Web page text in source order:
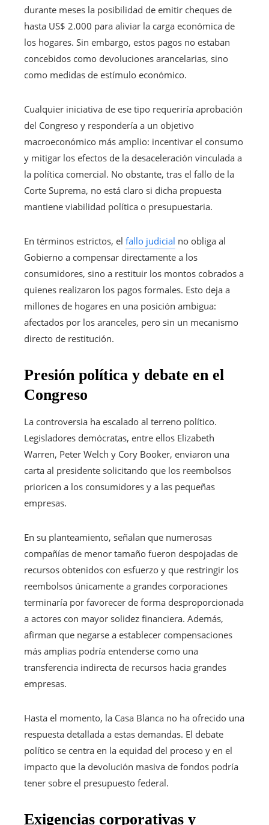
durante meses la posibilidad de emitir cheques de
hasta US$ 2.000 para aliviar la carga económica de
los hogares. Sin embargo, estos pagos no estaban
concebidos como devoluciones arancelarias, sino
como medidas de estímulo económico.
Cualquier iniciativa de ese tipo requeriría aprobación
del Congreso y respondería a un objetivo
macroeconómico más amplio: incentivar el consumo
y mitigar los efectos de la desaceleración vinculada a
la política comercial. No obstante, tras el fallo de la
Corte Suprema, no está claro si dicha propuesta
mantiene viabilidad política o presupuestaria.
En términos estrictos, el fallo judicial no obliga al
Gobierno a compensar directamente a los
consumidores, sino a restituir los montos cobrados a
quienes realizaron los pagos formales. Esto deja a
millones de hogares en una posición ambigua:
afectados por los aranceles, pero sin un mecanismo
directo de restitución.
Presión política y debate en el
Congreso
La controversia ha escalado al terreno político.
Legisladores demócratas, entre ellos Elizabeth
Warren, Peter Welch y Cory Booker, enviaron una
carta al presidente solicitando que los reembolsos
prioricen a los consumidores y a las pequeñas
empresas.
En su planteamiento, señalan que numerosas
compañías de menor tamaño fueron despojadas de
recursos obtenidos con esfuerzo y que restringir los
reembolsos únicamente a grandes corporaciones
terminaría por favorecer de forma desproporcionada
a actores con mayor solidez financiera. Además,
afirman que negarse a establecer compensaciones
más amplias podría entenderse como una
transferencia indirecta de recursos hacia grandes
empresas.
Hasta el momento, la Casa Blanca no ha ofrecido una
respuesta detallada a estas demandas. El debate
político se centra en la equidad del proceso y en el
impacto que la devolución masiva de fondos podría
tener sobre el presupuesto federal.
Exigencias corporativas y